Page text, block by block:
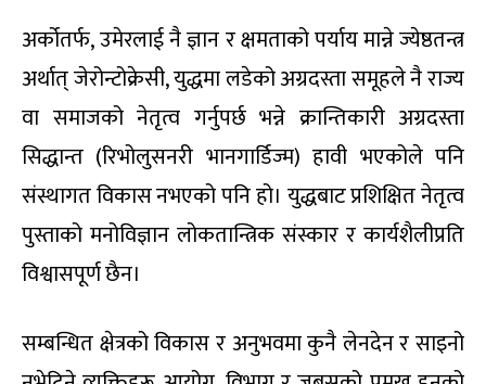
अर्कोतर्फ,उमेरलाई नै ज्ञान र क्षमताको पर्याय मान्ने ज्येष्ठतन्त्र
अर्थात् जेरोन्टोक्रेसी,युद्धमा लडेको अग्रदस्ता समूहले नै राज्य
वा समाजको नेतृत्व गर्नुपर्छ भन्ने क्रान्तिकारी अग्रदस्ता
सिद्धान्त (रिभोलुसनरी भानगार्डिज्म) हावी भएकोले पनि
संस्थागत विकास नभएको पनि हो। युद्धबाट प्रशिक्षित नेतृत्व
पुस्ताको मनोविज्ञान लोकतान्त्रिक संस्कार र कार्यशैलीप्रति
विश्वासपूर्ण छैन।
सम्बन्धित क्षेत्रको विकास र अनुभवमा कुनै लेनदेन र साइनो